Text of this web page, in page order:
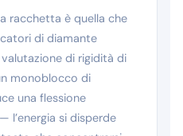
racchetta è quella che
di diamante
di rigidità di
monoblocco di
una flessione
l’energia si disperde